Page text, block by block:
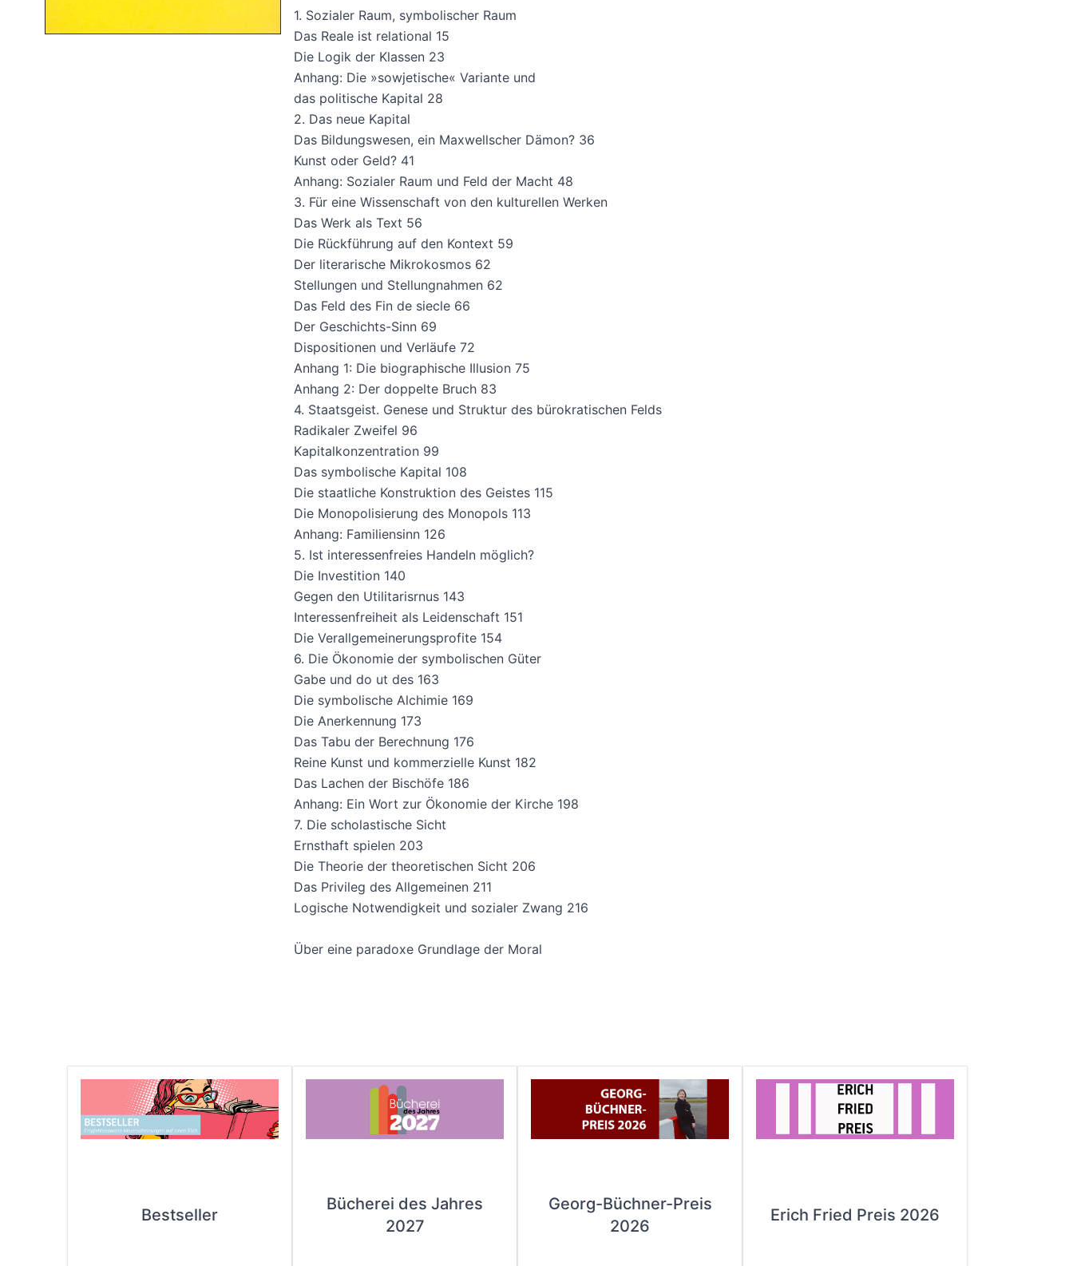
1. Sozialer Raum, symbolischer Raum
Das Reale ist relational 15
Die Logik der Klassen 23
Anhang: Die »sowjetische« Variante und
das politische Kapital 28
2. Das neue Kapital
Das Bildungswesen, ein Maxwellscher Dämon? 36
Kunst oder Geld? 41
Anhang: Sozialer Raum und Feld der Macht 48
3. Für eine Wissenschaft von den kulturellen Werken
Das Werk als Text 56
Die Rückführung auf den Kontext 59
Der literarische Mikrokosmos 62
Stellungen und Stellungnahmen 62
Das Feld des Fin de siecle 66
Der Geschichts-Sinn 69
Dispositionen und Verläufe 72
Anhang 1: Die biographische Illusion 75
Anhang 2: Der doppelte Bruch 83
4. Staatsgeist. Genese und Struktur des bürokratischen Felds
Radikaler Zweifel 96
Kapitalkonzentration 99
Das symbolische Kapital 108
Die staatliche Konstruktion des Geistes 115
Die Monopolisierung des Monopols 113
Anhang: Familiensinn 126
5. Ist interessenfreies Handeln möglich?
Die Investition 140
Gegen den Utilitarisrnus 143
Interessenfreiheit als Leidenschaft 151
Die Verallgemeinerungsprofite 154
6. Die Ökonomie der symbolischen Güter
Gabe und do ut des 163
Die symbolische Alchimie 169
Die Anerkennung 173
Das Tabu der Berechnung 176
Reine Kunst und kommerzielle Kunst 182
Das Lachen der Bischöfe 186
Anhang: Ein Wort zur Ökonomie der Kirche 198
7. Die scholastische Sicht
Ernsthaft spielen 203
Die Theorie der theoretischen Sicht 206
Das Privileg des Allgemeinen 211
Logische Notwendigkeit und sozialer Zwang 216
Über eine paradoxe Grundlage der Moral
Bestseller
Bücherei des Jahres
2027
Georg-Büchner-Preis
2026
Erich Fried Preis 2026